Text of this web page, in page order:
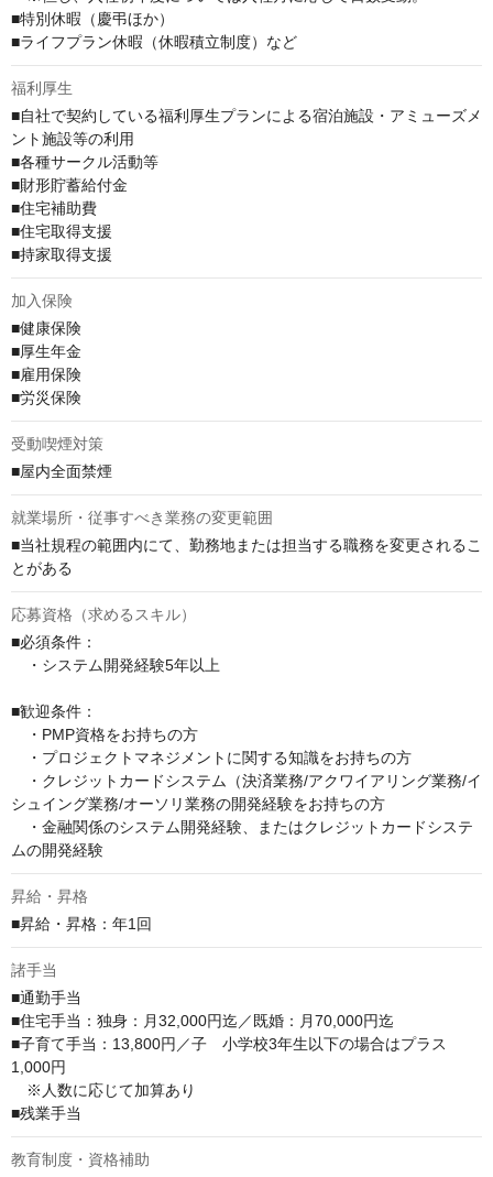
■特別休暇（慶弔ほか）
■ライフプラン休暇（休暇積立制度）など
福利厚生
■自社で契約している福利厚生プランによる宿泊施設・アミューズメ
ント施設等の利用
■各種サークル活動等
■財形貯蓄給付金
■住宅補助費
■住宅取得支援
■持家取得支援
加入保険
■健康保険
■厚生年金
■雇用保険
■労災保険
受動喫煙対策
■屋内全面禁煙
就業場所・従事すべき業務の変更範囲
■当社規程の範囲内にて、勤務地または担当する職務を変更されるこ
とがある
応募資格（求めるスキル）
■必須条件：
・システム開発経験5年以上
■歓迎条件：
・PMP資格をお持ちの方
・プロジェクトマネジメントに関する知識をお持ちの方
・クレジットカードシステム（決済業務/アクワイアリング業務/イ
シュイング業務/オーソリ業務の開発経験をお持ちの方
・金融関係のシステム開発経験、またはクレジットカードシステ
ムの開発経験
昇給・昇格
■昇給・昇格：年1回
諸手当
■通勤手当
■住宅手当：独身：月32,000円迄／既婚：月70,000円迄
■子育て手当：13,800円／子　小学校3年生以下の場合はプラス
1,000円
※人数に応じて加算あり
■残業手当
教育制度・資格補助